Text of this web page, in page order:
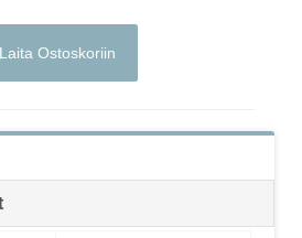
Laita Ostoskoriin